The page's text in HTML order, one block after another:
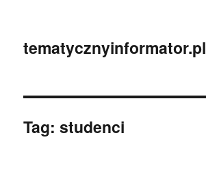
tematycznyinformator.pl
Tag:studenci